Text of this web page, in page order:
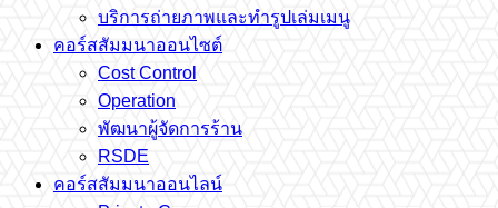
บริการถ่ายภาพและทำรูปเล่มเมนู
คอร์สสัมมนาออนไซต์
Cost Control
Operation
พัฒนาผู้จัดการร้าน
RSDE
คอร์สสัมมนาออนไลน์